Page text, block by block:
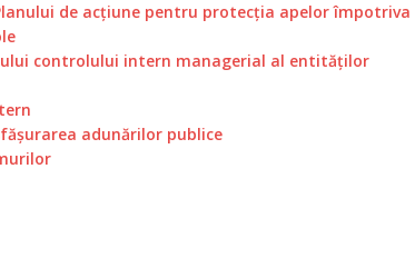
de acțiune pentru protecția apelor împotriva
controlului intern managerial al entităților
adunărilor publice